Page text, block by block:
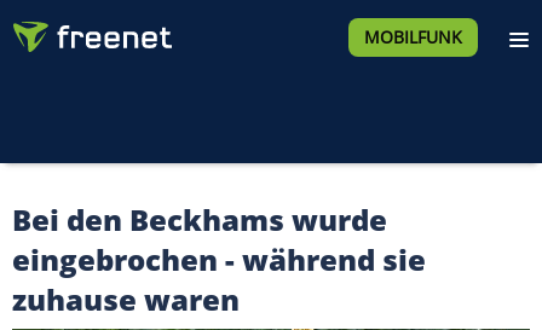
MOBILFUNK
Bei den Beckhams wurde
eingebrochen - während sie
zuhause waren